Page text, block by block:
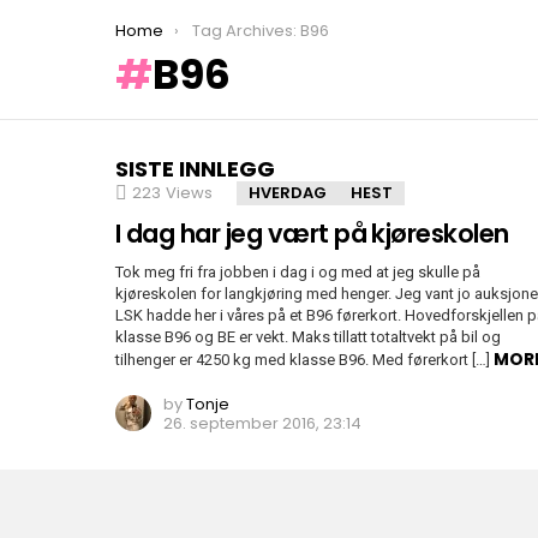
You are here:
Home Tag Archives: B96
B96
SISTE INNLEGG
223 Views HVERDAG HEST
I dag har jeg vært på kjøreskolen
Tok meg fri fra jobben i dag i og med at jeg skulle på
kjøreskolen for langkjøring med henger. Jeg vant jo
LSK hadde her i våres på et B96 førerkort. Hovedforskjellen
klasse B96 og BE er vekt. Maks tillatt totaltvekt på bil og
tilhenger er 4250 kg med klasse B96. Med førerkort […]
byTonje
26. september 2016, 23:14